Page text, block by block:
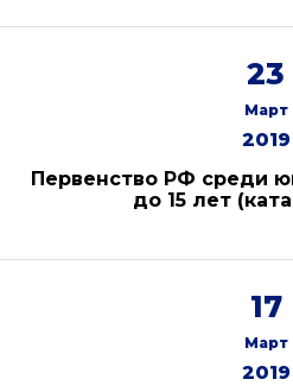
23
Март
2019
Первенство РФ среди
до 15 лет
17
Март
2019